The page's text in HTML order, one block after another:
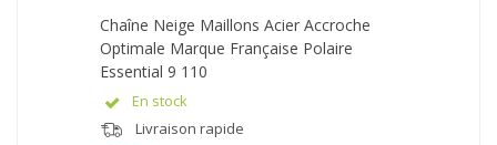
Chaîne Neige Maillons Acier Accroche
Optimale Marque Française Polaire
Essential 9 110
En stock
Livraison rapide